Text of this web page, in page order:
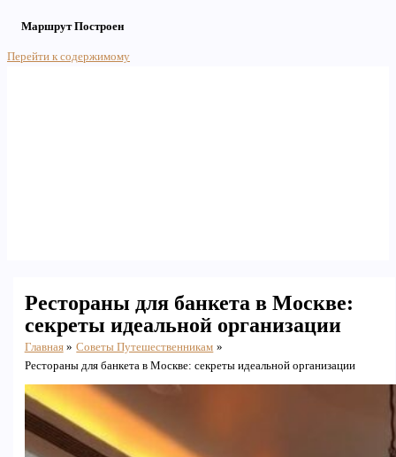
Маршрут Построен
Перейти к содержимому
Рестораны для банкета в Москве:
секреты идеальной организации
Главная
Советы Путешественникам
Рестораны для банкета в Москве: секреты идеальной организации